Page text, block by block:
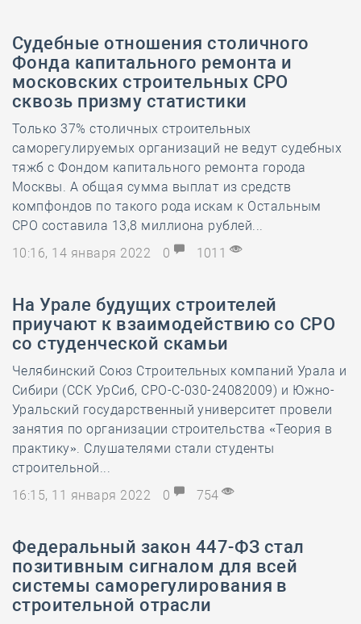
Судебные отношения столичного
Фонда капитального ремонта и
московских строительных СРО
сквозь призму статистики
Только 37% столичных строительных
саморегулируемых организаций не ведут судебных
тяжб с Фондом капитального ремонта города
Москвы. А общая сумма выплат из средств
компфондов по такого рода искам к Остальным
СРО составила 13,8 миллиона рублей...
10:16, 14 января 2022
0 1011
На Урале будущих строителей
приучают к взаимодействию со СРО
со студенческой скамьи
Челябинский Союз Строительных компаний Урала и
Сибири (ССК УрСиб, СРО-С-030-24082009) и Южно-
Уральский государственный университет провели
занятия по организации строительства «Теория в
практику». Слушателями стали студенты
строительной...
16:15, 11 января 2022
0 754
Федеральный закон 447-ФЗ стал
позитивным сигналом для всей
системы саморегулирования в
строительной отрасли